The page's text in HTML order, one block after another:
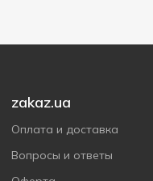
zakaz.ua
Оплата и доставка
Вопросы и ответы